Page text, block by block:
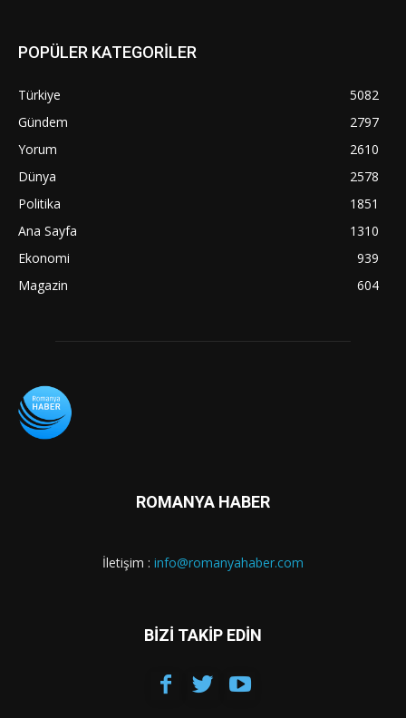
POPÜLER KATEGORİLER
Türkiye
5082
Gündem
2797
Yorum
2610
Dünya
2578
Politika
1851
Ana Sayfa
1310
Ekonomi
939
Magazin
604
ROMANYA HABER
İletişim : info@romanyahaber.com
BİZİ TAKİP EDİN